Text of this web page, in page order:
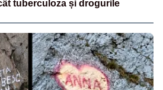
tuberculoza și drogurile